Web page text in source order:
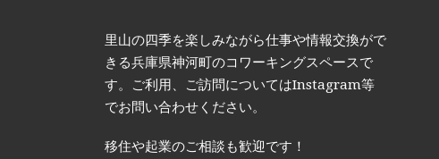
里山の四季を楽しみながら仕事や情報交換がで
きる兵庫県神河町のコワーキングスペースで
す。ご利用、ご訪問についてはInstagram等
でお問い合わせください。
移住や起業のご相談も歓迎です！